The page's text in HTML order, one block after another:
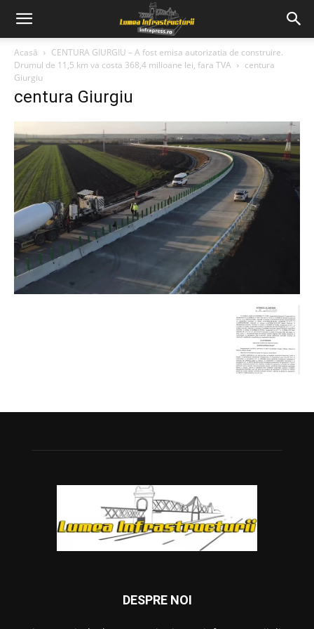
Acasă
CENTURA GIURGIU – A fost emisa autorizatia de construire.
Drumul de 11,5 km va costa 368,4 milioane lei, fara TVA
centura
Giurgiu
centura Giurgiu
DESPRE NOI